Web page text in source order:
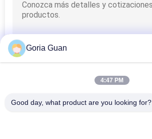
PRIVACY
Goria Guan
4:47 PM
Good day, what product are you looking for?